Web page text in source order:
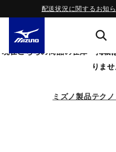
配送状況に関するお知
現在こちらの商品の在庫・掲載
りませ
ミズノ製品テク